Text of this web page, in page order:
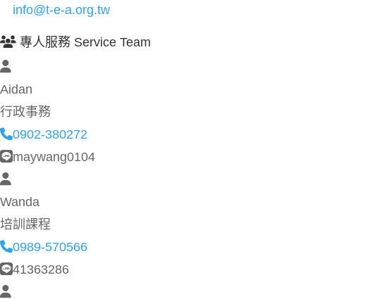
info@t-e-a.org.tw
專人服務 Service Team
Aidan
行政事務
0902-380272
maywang0104
Wanda
培訓課程
0989-570566
41363286